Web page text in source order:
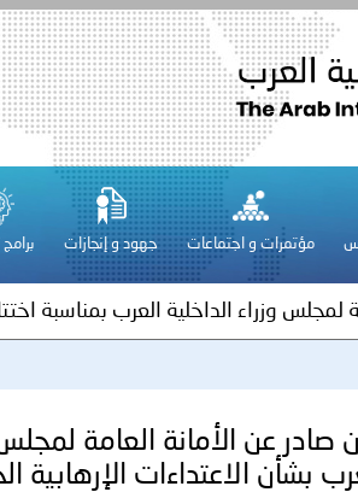
مؤتمرات و اجتماعات جهود و إنجازات
الكويت ـ 1448/02/22هـ
بتعيين اللواء حمد أحمد المنيفي
لمجلس وزراء الداخلية العرب بشأن
لمجلس وزراء الداخلية العرب بمناسبة
مشروع قانون عربي استرشادي لحماية
عشر للمسؤولين عن الأمن السياحي
صادر عن الأمانة العامة لمجلس
بشأن الاعتداءات الإرهابية